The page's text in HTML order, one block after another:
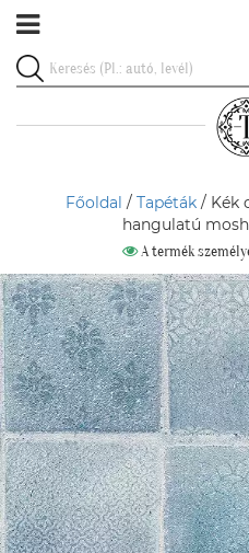
Főoldal / Tapéták / Kék
hangulatú
A termék